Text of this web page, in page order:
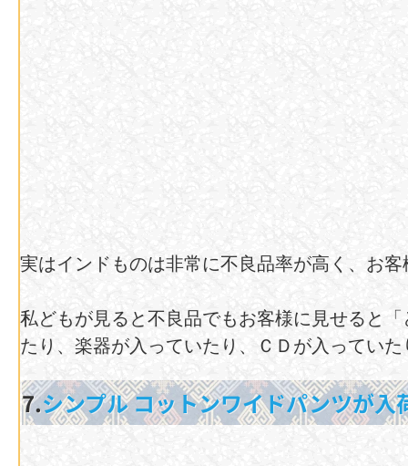
実はインドものは非常に不良品率が高く、お
私どもが見ると不良品でもお客様に見せると
たり、楽器が入っていたり、ＣＤが入ってい
7.シンプル コットンワイドパンツが入